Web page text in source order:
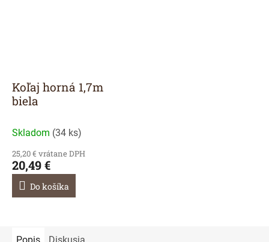
Koľaj horná 1,7m
biela
Skladom (34 ks)
25,20 € vrátane DPH
20,49 €
Do košíka